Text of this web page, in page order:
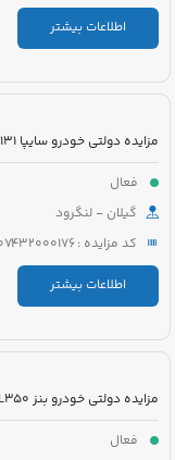
اطلاعات بیشتر
فعال
گیلان - لنگرود
کد مزایده : 5221007432000176
اطلاعات بیشتر
فعال